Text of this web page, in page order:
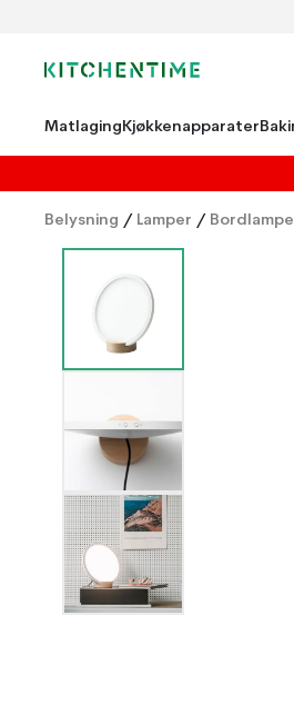
MatlagingKjøkkenapparater
Belysning / Lamper /